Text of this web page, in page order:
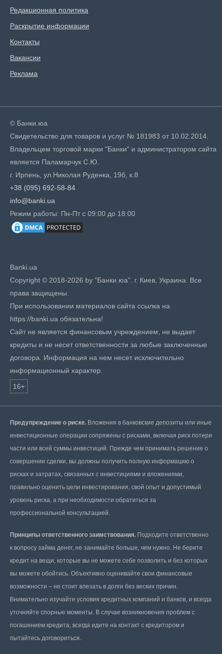
Редакционная политика
Раскрытие информации
Контакты
Вакансии
Реклама
© Банки.юа
Свидетельство для товаров и услуг № 181983 от 10.02.2014.
Владельцем торговой марки "Банки" и администратором сайта
является Паламарчук С.Ю.
г. Ирпень, ул.Николая Руденка, 19б, к.8
+38 (095) 692-58-84
info@banki.ua
Режим работы: Пн-Пт с 09:00 до 18:00
Banki.ua
Copyright © 2018-2026 by "Банки.юа". г. Киев, Украина. Все
права защищены.
При использовании материалов сайта ссылка на
https://banki.ua обязательна!
Сайт не является финансовым учреждением, не выдает
кредиты и не несет ответственности за любые заключенные
договора. Информация на нем несет исключительно
информационный характер.
16+
Предупреждение о риске. Вложения в банковские депозиты или иные
инвестиционные операции сопряжены с рисками, включая риск потери
части или всей суммы инвестиций. Прежде чем принимать решение о
совершении сделки, вы должны получить полную информацию о
рисках и затратах, связанных с инвестициями и вложениями,
правильно оценить цели инвестирования, свой опыт и допустимый
уровень риска, а при необходимости обратиться за
профессиональной консультацией.
Принципы ответственного заимствования. Подходите ответственно
к вопросу займа денег, не занимайте больше, чем нужно. Не берите
кредит на вещи, которые вы не можете себе позволить и без которых
вы можете обойтись. Объективно оценивайте свои финансовые
возможности – не стоит влезать в долги без веских причин.
Внимательно изучайте условия кредитных компаний и банков, и всегда
уточняйте спорные моменты. В случае возникновения проблем с
погашением кредита, всегда идите на контакт с кредитором и
пытайтесь договориться.